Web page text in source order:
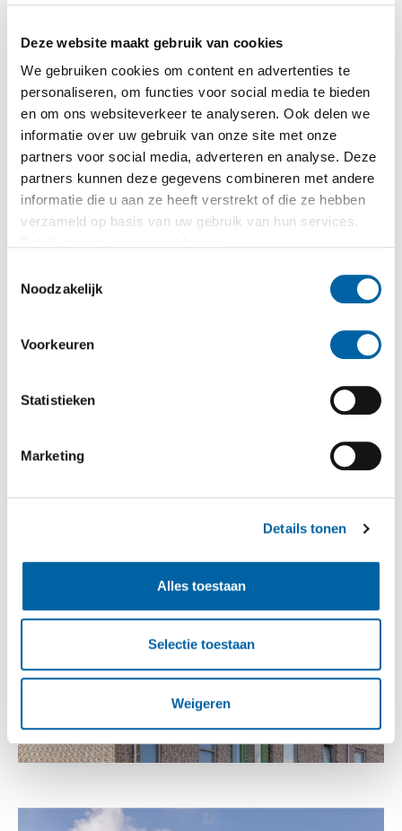
Deze website maakt gebruik van cookies
We gebruiken cookies om content en advertenties te
personaliseren, om functies voor social media te bieden
en om ons websiteverkeer te analyseren. Ook delen we
informatie over uw gebruik van onze site met onze
partners voor social media, adverteren en analyse. Deze
partners kunnen deze gegevens combineren met andere
informatie die u aan ze heeft verstrekt of die ze hebben
verzameld op basis van uw gebruik van hun services.
Noodzakelijk
Voorkeuren
Statistieken
Marketing
Details tonen
Alles toestaan
Selectie toestaan
Weigeren